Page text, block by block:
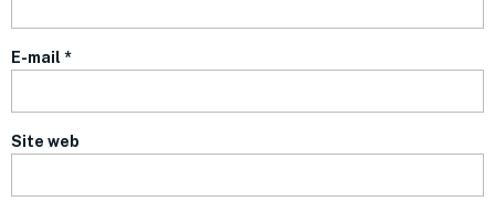
E-mail *
Site web